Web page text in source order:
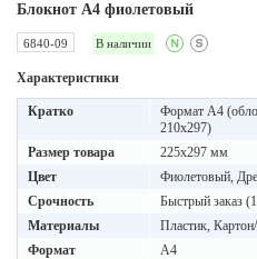
Блокнот A4 фиолетовый
6840-09 В наличии
Характеристики
Кратко
Формат А4
210х297)
Размер товара
225x297 мм
Цвет
Фиолетовый,
Срочность
Быстрый заказ
Материалы
Пластик,
Формат
A4